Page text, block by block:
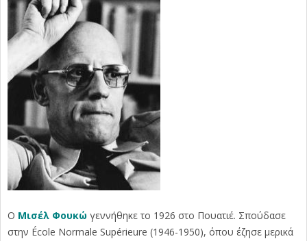
Ο Μισέλ Φουκώ γεννήθηκε το 1926 στο Πουατιέ. Σπούδασε
στην École Normale Supérieure (1946-1950), όπου έζησε μερικά